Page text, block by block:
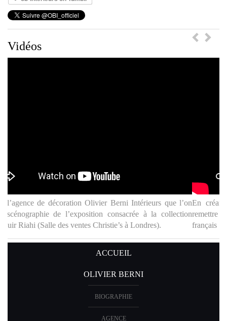
Vidéos
En créant la collection « Volanges », Olivier Berni a voulu
remettre à l’honneur le foisonnement créatif des styles décoratifs
français des 18e et 19e siècles. Ligne de passementerie disponible
OLIVIER BERNI
BIOGRAPHIE